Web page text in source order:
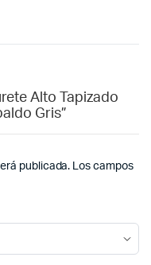
Alto Tapizado
Gris”
publicada. Los campos